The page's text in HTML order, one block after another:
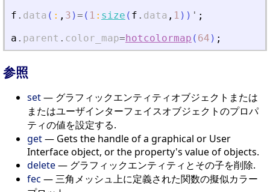
f . data ( : , 3 )= ( 1 : size ( f . data , 1 ) ) ' ;
a . parent . color_map= hotcolormap ( 64 ) ;
参照
set— グラフィックエンティティオブジェクトまたは
またはユーザインターフェイスオブジェクトのプロパ
ティの値を設定する.
get— Gets the handle of a graphical or User
Interface object, or the property's value of objects.
delete— グラフィックエンティティとその子を削除.
fec — 三角メッシュ上に定義された関数の擬似カラー